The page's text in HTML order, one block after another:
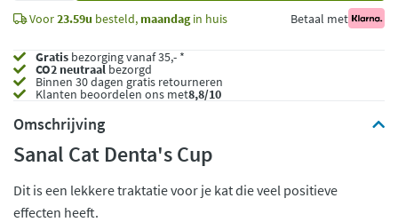
Voor23.59u besteld, maandagin huis Betaal met
Gratis bezorging vanaf 35,- *
CO2 neutraalbezorgd
Binnen 30 dagen gratis retourneren
Klanten beoordelen ons met8,8/10
Omschrijving
Sanal Cat Denta's Cup
Dit is een lekkere traktatie voor je kat die veel positieve
effecten heeft.